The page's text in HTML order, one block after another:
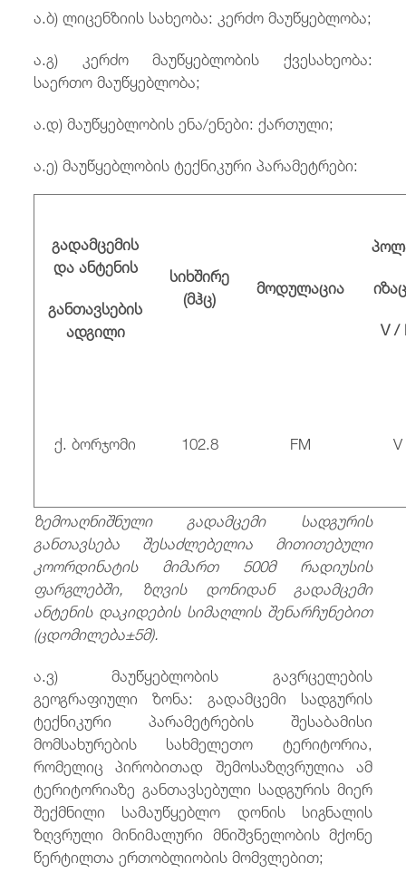
ა.ბ) ლიცენზიის სახეობა: კერძო მაუწყებლობა;
ა.გ) კერძო მაუწყებლობის ქვესახეობა:
საერთო მაუწყებლობა;
ა.დ) მაუწყებლობის ენა/ენები: ქართული;
ა.ე) მაუწყებლობის ტექნიკური პარამეტრები:
გადამცემის
და ანტენის
განთავსების
ადგილი
სიხშირე
(მჰც) მოდულაცია
V /
ქ. ბორჯომი 102.8 FM V
ზემოაღნიშნული გადამცემი სადგურის
განთავსება შესაძლებელია მითითებული
კოორდინატის მიმართ500მ რადიუსის
ფარგლებში, ზღვის დონიდან გადამცემი
ანტენის დაკიდების სიმაღლის შენარჩუნებით
(ცდომილება±5მ).
ა.ვ) მაუწყებლობის გავრცელების
გეოგრაფიული ზონა: გადამცემი სადგურის
ტექნიკური პარამეტრების შესაბამისი
მომსახურების სახმელეთო ტერიტორია,
რომელიც პირობითად შემოსაზღვრულია ამ
ტერიტორიაზე განთავსებული სადგურის მიერ
შექმნილი სამაუწყებლო დონის სიგნალის
ზღვრული მინიმალური მნიშვნელობის მქონე
წერტილთა ერთობლიობის მომვლებით;